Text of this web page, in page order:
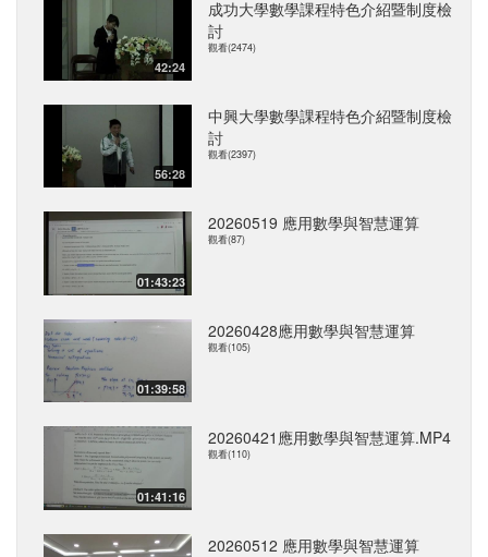
42:24
成功大學數學課程特色介紹暨制度檢
討
觀看(2474)
56:28
中興大學數學課程特色介紹暨制度檢
討
觀看(2397)
01:43:23
20260519 應用數學與智慧運算
觀看(87)
01:39:58
20260428應用數學與智慧運算
觀看(105)
01:41:16
20260421應用數學與智慧運算.MP4
觀看(110)
20260512 應用數學與智慧運算